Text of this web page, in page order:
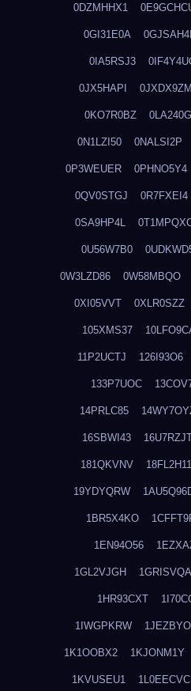
0DZMHHX1
0GI31E0A
0IA5RSJ3
0JX5HAPI 0JXDX9ZM
0KO7R0BZ
0N1LZI50 0NALSI2P
0P3WEUER 0PHNO5Y4
0QV0STGJ 0R7FXEI4
0SA9HP4L
0U56W7B0
0W3LZD86 0W58MBQO
0XI05VVT 0XLR0SZZ
105XMS37
11P2UCTJ 126I93O6
133P7UOC
14PRLC85
16SBWI43
181QKVNV 18FL2H11
19YDYQRW
1BR5X4KO
1EN94O56
1GL2VJGH 1GRISVQA
1HR93CXT
1IWGPKRW
1K1OOBX2 1KJONM1Y
1KVUSEU1 1L0EECVC